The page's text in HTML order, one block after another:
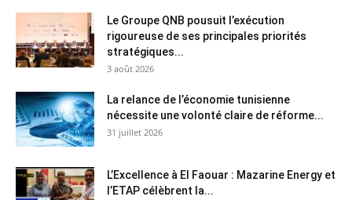
Le Groupe QNB pousuit l’exécution
rigoureuse de ses principales priorités
stratégiques...
3 août 2026
La relance de l’économie tunisienne
nécessite une volonté claire de réforme...
31 juillet 2026
L’Excellence à El Faouar : Mazarine Energy et
l’ETAP célèbrent la...